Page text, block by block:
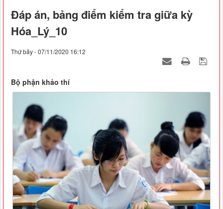
Đáp án, bảng điểm kiểm tra giữa kỳ
Hóa_Lý_10
Thứ bảy - 07/11/2020 16:12
Bộ phận khảo thí